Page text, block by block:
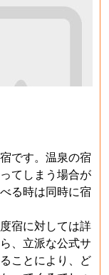
です。温泉の宿
てしまう場合が
る時は同時に宿
宿に対しては詳
、立派な公式サ
ことにより、ど